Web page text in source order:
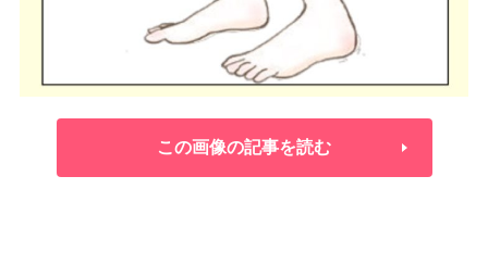
この画像の記事を読む